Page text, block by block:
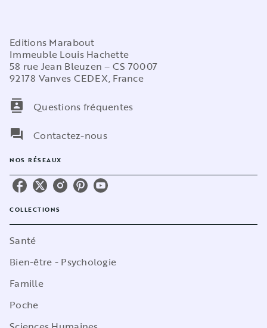
Editions Marabout
Immeuble Louis Hachette
58 rue Jean Bleuzen – CS 70007
92178 Vanves CEDEX, France
contacts
Questions fréquentes
question_answer
Contactez-nous
NOS RÉSEAUX
COLLECTIONS
Santé
Bien-être - Psychologie
Famille
Poche